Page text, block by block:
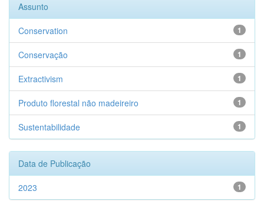
Assunto
1
Conservation
1
Conservação
1
Extractivism
1
Produto florestal não madeireiro
1
Sustentabilidade
Data de Publicação
1
2023